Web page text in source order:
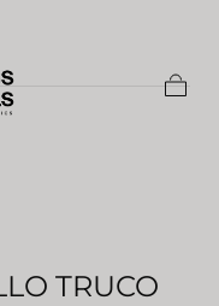
TRUCO